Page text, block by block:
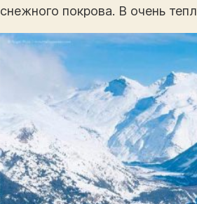
снежного покрова. В очень